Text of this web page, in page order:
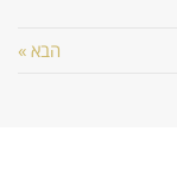
הבא »